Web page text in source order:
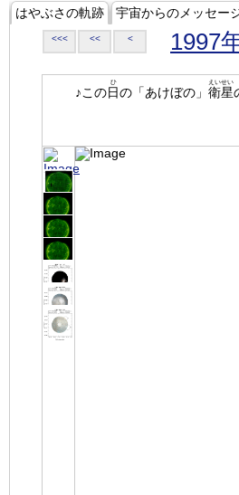
はやぶさの軌跡 宇宙からのメッセー
<<< << < 1997
♪この日
ひ
の「あけぼの」 衛星
えいせい